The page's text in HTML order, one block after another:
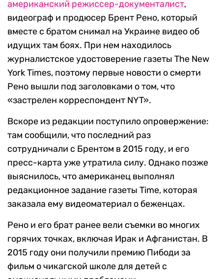
американский режиссер-документалист,
видеограф и продюсер Брент Рено, который
вместе с братом снимал на Украине видео об
идущих там боях. При нем находилось
журналистское удостоверение газеты The New
York Times, поэтому первые новости о смерти
Рено вышли под заголовками о том, что
«застрелен корреспондент NYT».
Вскоре из редакции поступило опровержение:
там сообщили, что последний раз
сотрудничали с Брентом в 2015 году, и его
пресс-карта уже утратила силу. Однако позже
выяснилось, что американец выполнял
редакционное задание газеты Time, которая
заказала ему видеоматериал о беженцах.
Рено и его брат ранее вели съемки во многих
горячих точках, включая Ирак и Афганистан. В
2015 году они получили премию Пибоди за
фильм о чикагской школе для детей с